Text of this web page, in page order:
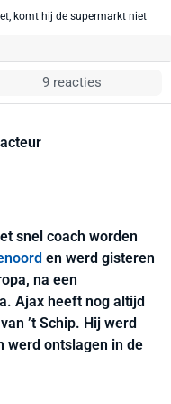
9 reacties
snel coach worden
en werd gisteren
na een
Ajax heeft nog altijd
’t Schip. Hij werd
werd ontslagen in de